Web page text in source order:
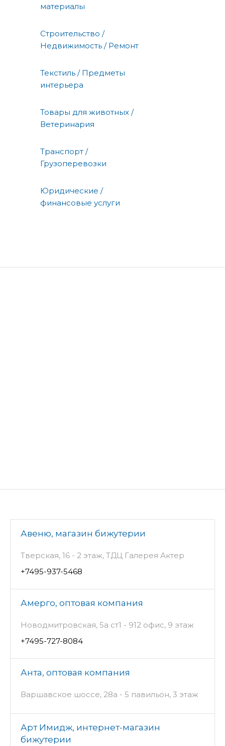
материалы
Строительство /
Недвижимость / Ремонт
Текстиль / Предметы
интерьера
Товары для животных /
Ветеринария
Транспорт /
Грузоперевозки
Юридические /
финансовые услуги
Авеню, магазин бижутерии
Тверская, 16 - 2 этаж, ТДЦ Галерея Актер
+7495-937-5468
Амерго, оптовая компания
Новодмитровская, 5а ст1 - 912 офис, 9 этаж
+7495-727-8084
Анта, оптовая компания
Варшавское шоссе, 28а - 5 павильон, 3 этаж
Арт Имидж, интернет-магазин
бижутерии